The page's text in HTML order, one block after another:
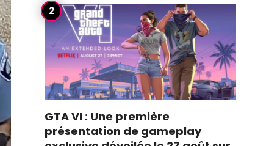
GTA VI : Une première
présentation de gameplay